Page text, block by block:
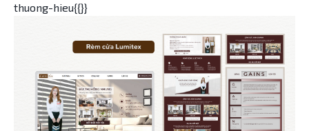
thuong-hieu{{}}